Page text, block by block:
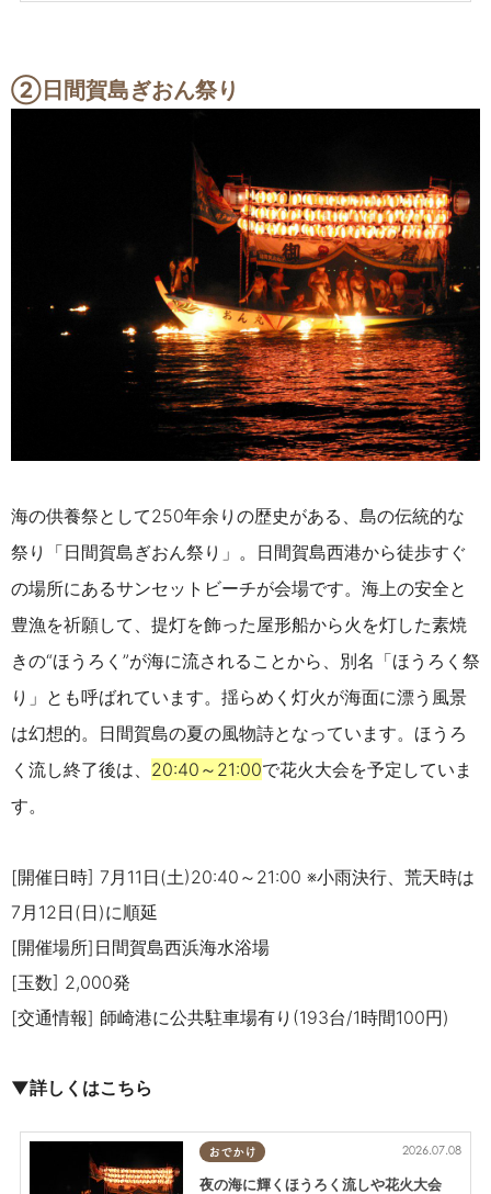
② 日間賀島ぎおん祭り
海の供養祭として250年余りの歴史がある、島の伝統的な
祭り「日間賀島ぎおん祭り」。日間賀島西港から徒歩すぐ
の場所にあるサンセットビーチが会場です。海上の安全と
豊漁を祈願して、提灯を飾った屋形船から火を灯した素焼
きの“ほうろく”が海に流されることから、別名「ほうろく祭
り」とも呼ばれています。揺らめく灯火が海面に漂う風景
は幻想的。日間賀島の夏の風物詩となっています。ほうろ
く流し終了後は、 20:40 ～ 21:00で花火大会を予定していま
す。
[開催日時] 7月11日(土)20:40～21:00 ※小雨決行、荒天時は
7月12日(日)に順延
[開催場所]日間賀島西浜海水浴場
[玉数] 2,000発
[交通情報] 師崎港に公共駐車場有り(193台/1時間100円)
▼詳しくはこちら
おでかけ 2026.07.08
夜の海に輝くほうろく流しや花火大会